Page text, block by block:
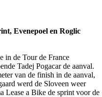
Evenepoel en Roglic
in de Tour de France
Tadej Pogacar de aanval.
van de finish in de aanval,
werd de Sloveen weer
Lease a Bike de sprint voor de